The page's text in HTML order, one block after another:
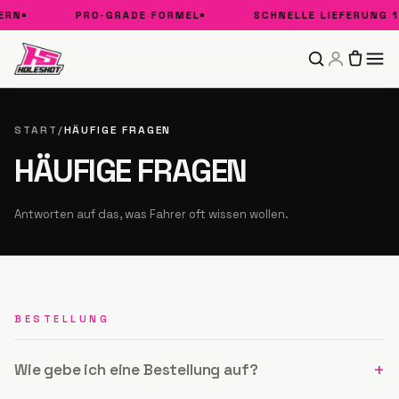
PRO-GRADE FORMEL SCHNELLE LIEFERUNG
START/HÄUFIGE FRAGEN
HÄUFIGE FRAGEN
Antworten auf das, was Fahrer oft wissen wollen.
BESTELLUNG
Wie gebe ich eine Bestellung auf? +